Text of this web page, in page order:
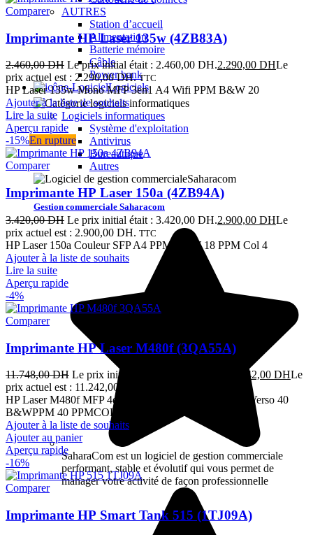
AUTRES
Station d’accueil
Alimentation
Batterie mémoire
Câble
Power bank
Logiciels
Logiciels informatiques
Système d'exploitation
Antivirus
Bureautique
Autres
Gestion commerciale Saharacom
SaharaCom est un logiciel de gestion commerciale
performant, stable et évolutif qui vous permet de
manager votre activité de façon professionnelle
Comparer
Imprimante HP Laser 135w (4ZB83A)
2.460,00DH Le prix initial était : 2.460,00 DH.2.290,00 DHLe
prix actuel est : 2.290,00 DH. TTC
HP Laser 135w Mono MFP 3en1 A4 Wifi PPM B&W 20
Ajouter à la liste de souhaits
Lire la suite
Aperçu rapide
-15%En rupture
Comparer
Imprimante HP Laser 150a (4ZB94A)
3.420,00DH Le prix initial était : 3.420,00 DH.2.900,00 DHLe
prix actuel est : 2.900,00 DH. TTC
HP Laser 150a Couleur SFP A4 PPM B&W 18 PPM Col 4
Ajouter à la liste de souhaits
Lire la suite
Aperçu rapide
-4%
Comparer
Imprimante HP Laser M480f (3QA55A)
11.748,00DH Le prix initial était : 11.748,00 DH. 11.242,00 DHLe
prix actuel est : 11.242,00 DH.
HP Laser M480f MFP 4en1 Réseau Couleur A4 Recto Verso 40
B&WPPM 40 PPMCOL 40 12M
Ajouter à la liste de souhaits
Ajouter au panier
Aperçu rapide
-16%
Comparer
Imprimante HP Smart Tank 515 (1TJ09A)